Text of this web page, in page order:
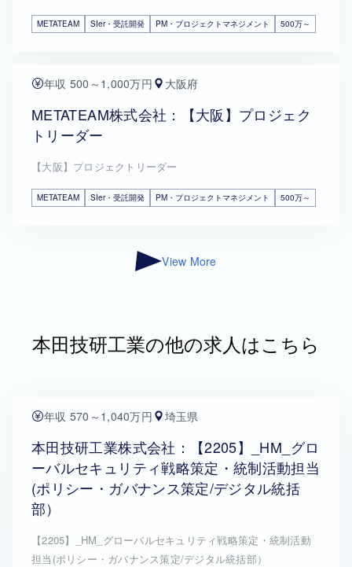
METATEAM SIer・受託開発 PM・プロジェクトマネジメント 500万～
年収 500～1,000万円 大阪府
METATEAM株式会社：【大阪】プロジェク
トリーダー
【大阪】プロジェクトリーダー
METATEAM SIer・受託開発 PM・プロジェクトマネジメント 500万～
View More
本田技研工業の他の求人はこちら
年収 570～1,040万円 埼玉県
本田技研工業株式会社：【2205】_HM_グロ
ーバルセキュリティ戦略策定・統制活動担当
(ポリシー・ガバナンス策定/デジタル統括
部）
【2205】_HM_グローバルセキュリティ戦略策定・統制活動
担当(ポリシー・ガバナンス策定/デジタル統括部）